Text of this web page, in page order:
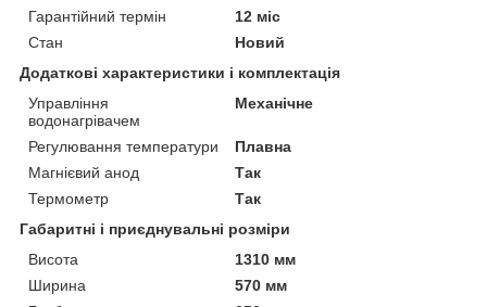
Гарантійний термін
12 міс
Стан
Новий
Додаткові характеристики і комплектація
Управління
водонагрівачем
Механічне
Регулювання температури
Плавна
Магнієвий анод
Так
Термометр
Так
Габаритні і приєднувальні розміри
Висота
1310 мм
Ширина
570 мм